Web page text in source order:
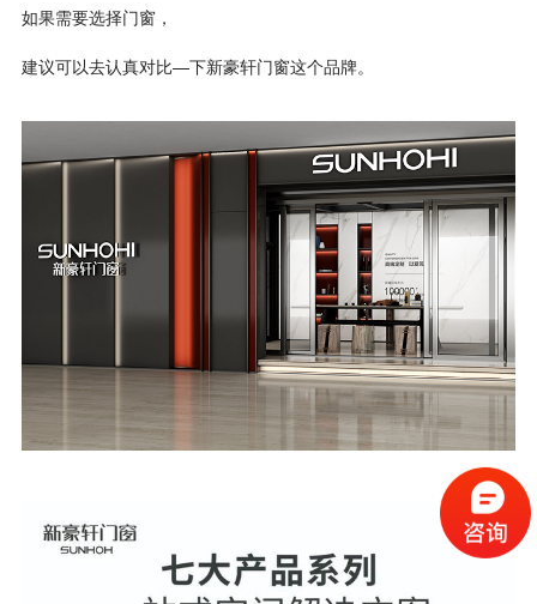
如果需要选择门窗，
建议可以去认真对比—下新豪轩门窗这个品牌。